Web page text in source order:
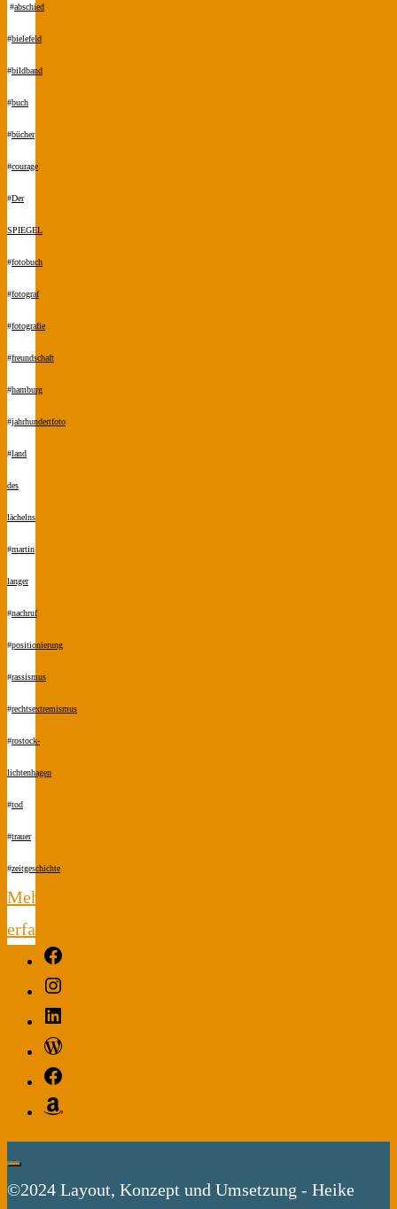
#abschied
#bielefeld
#bildband
#buch
#bücher
#courage
#Der
SPIEGEL
#fotobuch
#fotograf
#fotografie
#freundschaft
#hamburg
#jahrhundertfoto
#land
des
lächelns
#martin
langer
#nachruf
#positionierung
#rassismus
#rechtsextremismus
#rostock-
lichtenhagen
#tod
#trauer
#zeitgeschichte
Mehr
erfahren
"Martin
Langer"
©2024 Layout, Konzept und Umsetzung - Heike